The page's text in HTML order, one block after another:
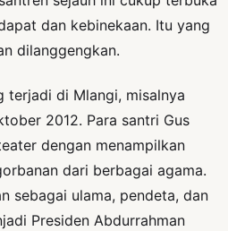
dan kebinekaan. Itu yang
dilanggengkan.
terjadi di Mlangi, misalnya
2012. Para santri Gus
dengan menampilkan
dari berbagai agama.
sebagai ulama, pendeta, dan
Presiden Abdurrahman